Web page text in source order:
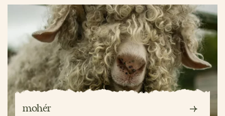
mohér